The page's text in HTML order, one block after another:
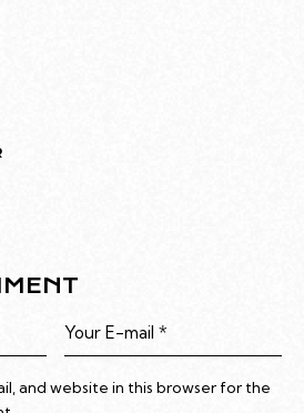
and website in this browser for the